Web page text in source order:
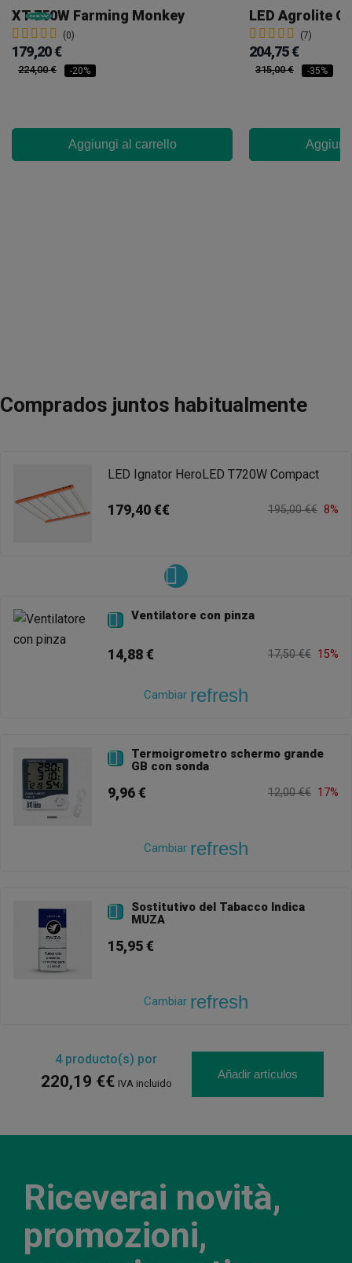
XT 750W Farming Monkey
(0)
179,20 €
224,00 € -20%
Aggiungi al carrello
LED Agrolite
(7)
204,75 €
315,00 € -35%
Comprados juntos habitualmente
LED Ignator HeroLED T720W Compact
179,40 €€ 195,00 €€ 8%
 Ventilatore con pinza
14,88 € 17,50 €€ 15%
Cambiar refresh

Termoigrometro schermo grande
GB con sonda
9,96 € 12,00 €€ 17%
Cambiar refresh

Sostitutivo del Tabacco Indica
MUZA
15,95 €
Cambiar refresh
4producto(s) por
220,19 €€ IVA incluido
Añadir artículos
Riceverai novità,
promozioni,